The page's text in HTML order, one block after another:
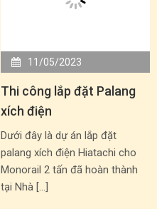
11/05/2023
Thi công lắp đặt Palang
xích điện
Dưới đây là dự án lắp đặt
palang xích điện Hiatachi cho
Monorail 2 tấn đã hoàn thành
tại Nhà […]